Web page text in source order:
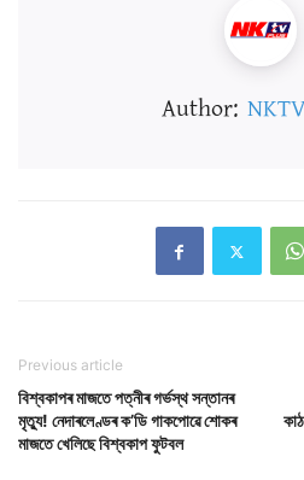
Author:
Previous article
বিশ্বকাপৰ মাজতে পত্নীৰ গৰ্ভস্থ সন্তানৰ
মৃত্যু! নেদাৰলেণ্ডৰ ক’ডি গাকপোৱে শোকৰ
মাজতে খেলিছে বিশ্বকাপ ফুটবল